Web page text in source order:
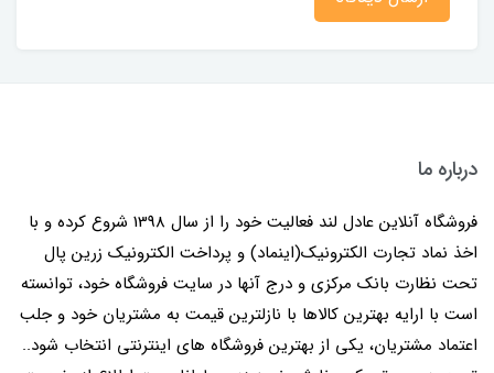
درباره ما
فروشگاه آنلاین عادل لند فعالیت خود را از سال 1398 شروع کرده و با
اخذ نماد تجارت الکترونیک(اینماد) و پرداخت الکترونیک زرین پال
تحت نظارت بانک مرکزی و درج آنها در سایت فروشگاه خود، توانسته
است با ارایه بهترین کالاها با نازلترین قیمت به مشتریان خود و جلب
اعتماد مشتریان، یکی از بهترین فروشگاه های اینترنتی انتخاب شود..